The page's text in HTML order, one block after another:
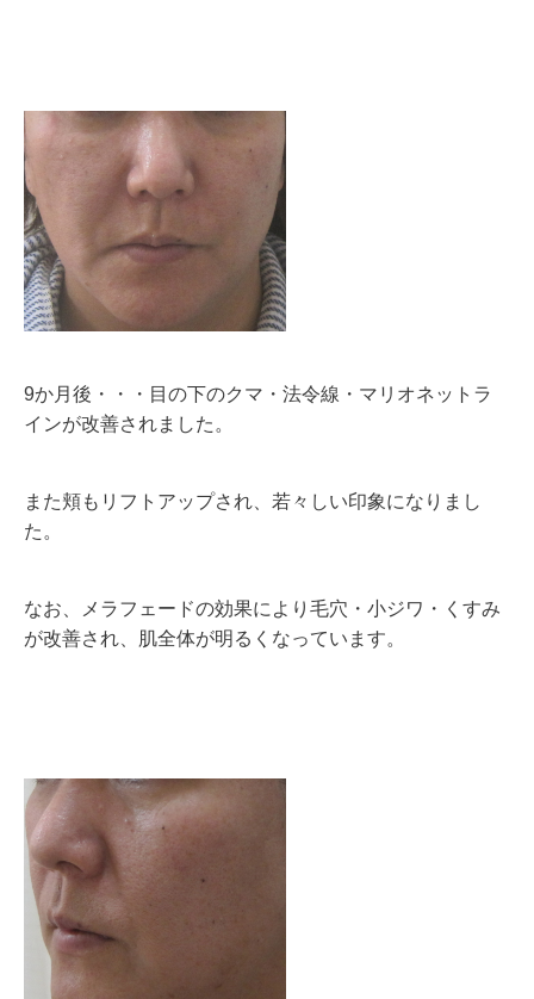
9か月後・・・目の下のクマ・法令線・マリオネットラ
インが改善されました。
また頬もリフトアップされ、若々しい印象になりまし
た。
なお、メラフェードの効果により毛穴・小ジワ・くすみ
が改善され、肌全体が明るくなっています。